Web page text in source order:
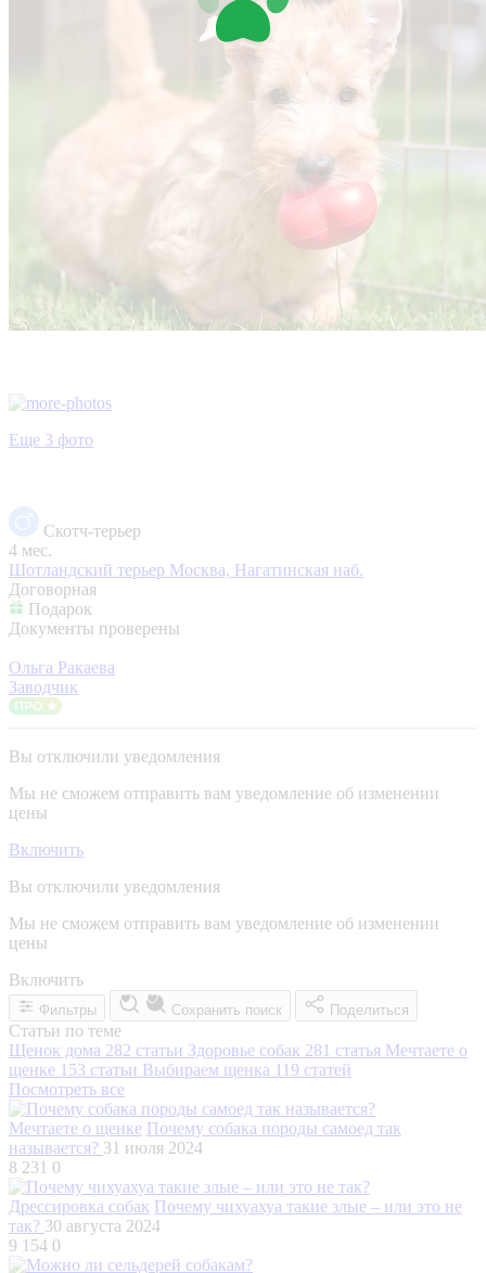
Еще 3 фото
Скотч-терьер
4 мес.
Шотландский терьер Москва, Нагатинская наб.
Договорная
Подарок
Документы проверены
Ольга Ракаева
Заводчик
Вы отключили уведомления
Мы не сможем отправить вам уведомление об изменении
цены
Включить
Вы отключили уведомления
Мы не сможем отправить вам уведомление об изменении
цены
Включить
Фильтры Сохранить поиск Поделиться
Статьи по теме
Щенок дома 282 статьи Здоровье собак 281 статья Мечтаете о
щенке 153 статьи Выбираем щенка 119 статей
Посмотреть все
Мечтаете о щенке Почему собака породы самоед так
называется? 31 июля 2024
8 231 0
Дрессировка собак Почему чихуахуа такие злые – или это не
так? 30 августа 2024
9 154 0